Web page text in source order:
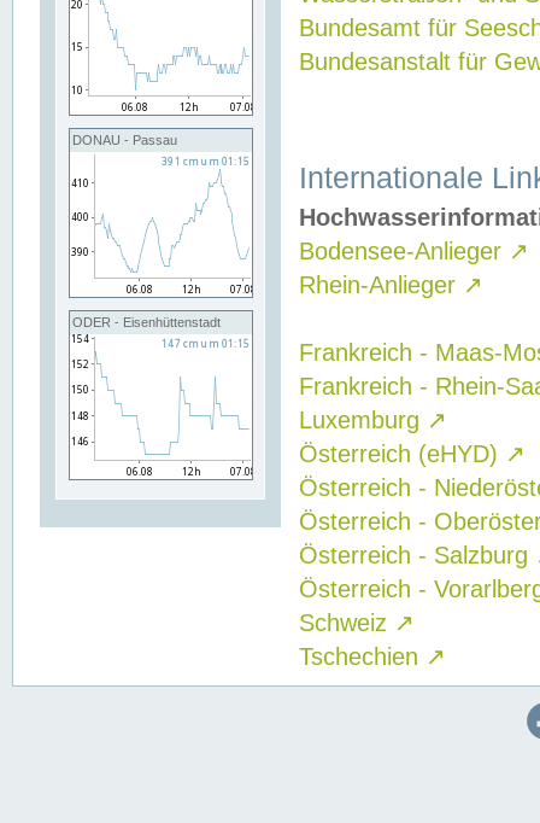
DONAU - Passau
ODER - Eisenhüttenstadt
Bundesamt für
Bundesanstalt für
Internationale
Bodensee-Anlieger ↗
Rhein-Anlieger ↗
Frankreich - Maas-
Frankreich - Rhein-
Luxemburg ↗
Österreich (eHYD) ↗
Österreich -
Österreich -
Österreich - Salzburg
Österreich -
Schweiz ↗
Tschechien ↗